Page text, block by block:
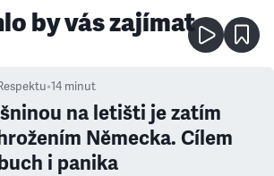
by vás zajímat
•14 minut
na letišti je zatím
Německa. Cílem
i panika